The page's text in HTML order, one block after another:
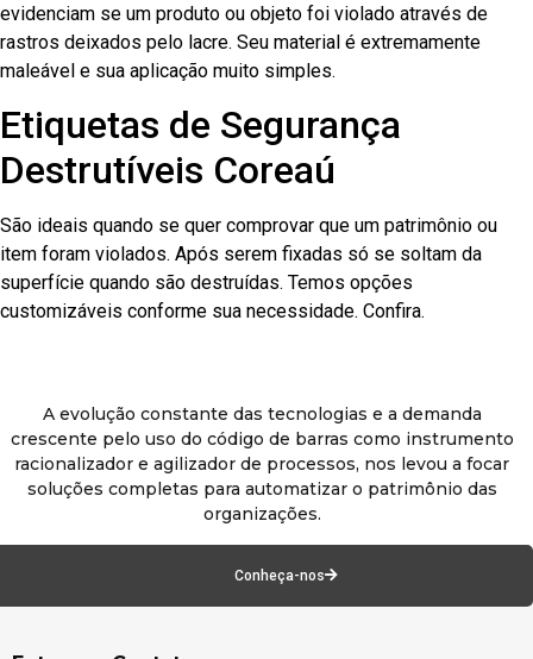
evidenciam se um produto ou objeto foi violado através de
rastros deixados pelo lacre. Seu material é extremamente
maleável e sua aplicação muito simples.
Etiquetas de Segurança
Destrutíveis Coreaú
São ideais quando se quer comprovar que um patrimônio ou
item foram violados. Após serem fixadas só se soltam da
superfície quando são destruídas. Temos opções
customizáveis conforme sua necessidade. Confira.
A evolução constante das tecnologias e a demanda
crescente pelo uso do código de barras como instrumento
racionalizador e agilizador de processos, nos levou a focar
soluções completas para automatizar o patrimônio das
organizações.
Conheça-nos